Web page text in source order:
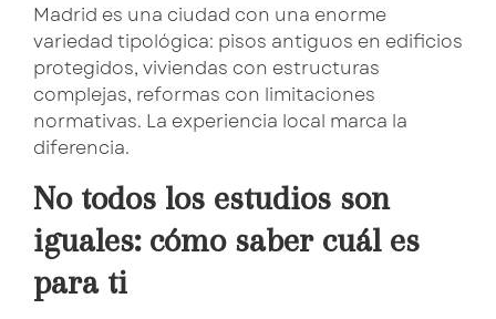
Madrid es una ciudad con una enorme
variedad tipológica: pisos antiguos en edificios
protegidos, viviendas con estructuras
complejas, reformas con limitaciones
normativas. La experiencia local marca la
diferencia.
No todos los estudios son
iguales: cómo saber cuál es
para ti